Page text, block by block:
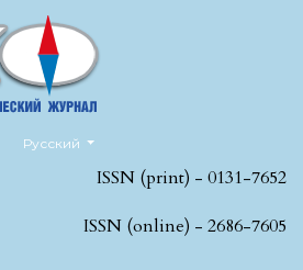
Русский
ISSN (print) - 0131-7652
ISSN (online) - 2686-7605